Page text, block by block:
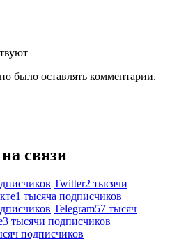
было оставлять комментарии.
связи
Twitter2 тысячи
1 тысяча подписчиков
Telegram57 тысяч
3 тысячи подписчиков
подписчиков